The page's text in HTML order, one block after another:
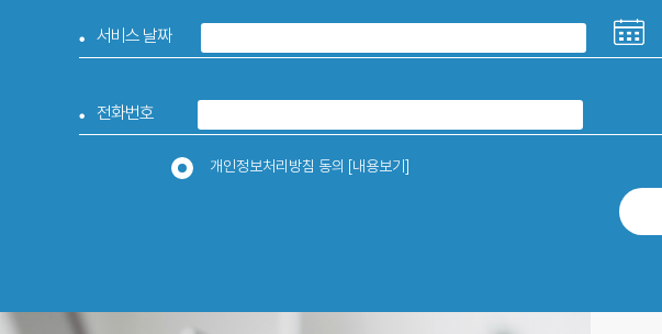
서비스 날짜
전화번호
개인정보처리방침 동의 [내용보기]